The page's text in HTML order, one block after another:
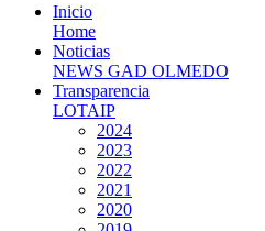
Inicio
Home
Noticias
NEWS GAD OLMEDO
Transparencia
LOTAIP
2024
2023
2022
2021
2020